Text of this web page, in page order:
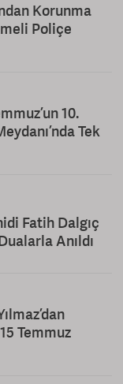
Korunma
Poliçe
10.
Tek
Fatih Dalgıç
Anıldı
Temmuz